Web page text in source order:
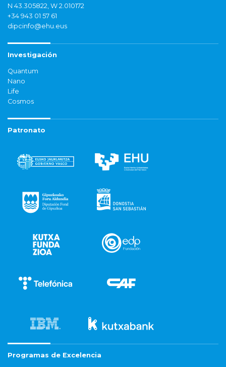
N 43.305822, W 2.010172
+34 943 01 57 61
dipcinfo@ehu.eus
Investigación
Quantum
Nano
Life
Cosmos
Patronato
Programas de Excelencia